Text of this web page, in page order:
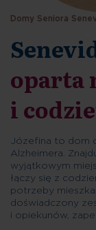
Domy Seniora
oparta
i
Józefina to dom
Alzheimera.
wyjątkowym
łączy się z
potrzeby
doświadczony
i opiekunów,